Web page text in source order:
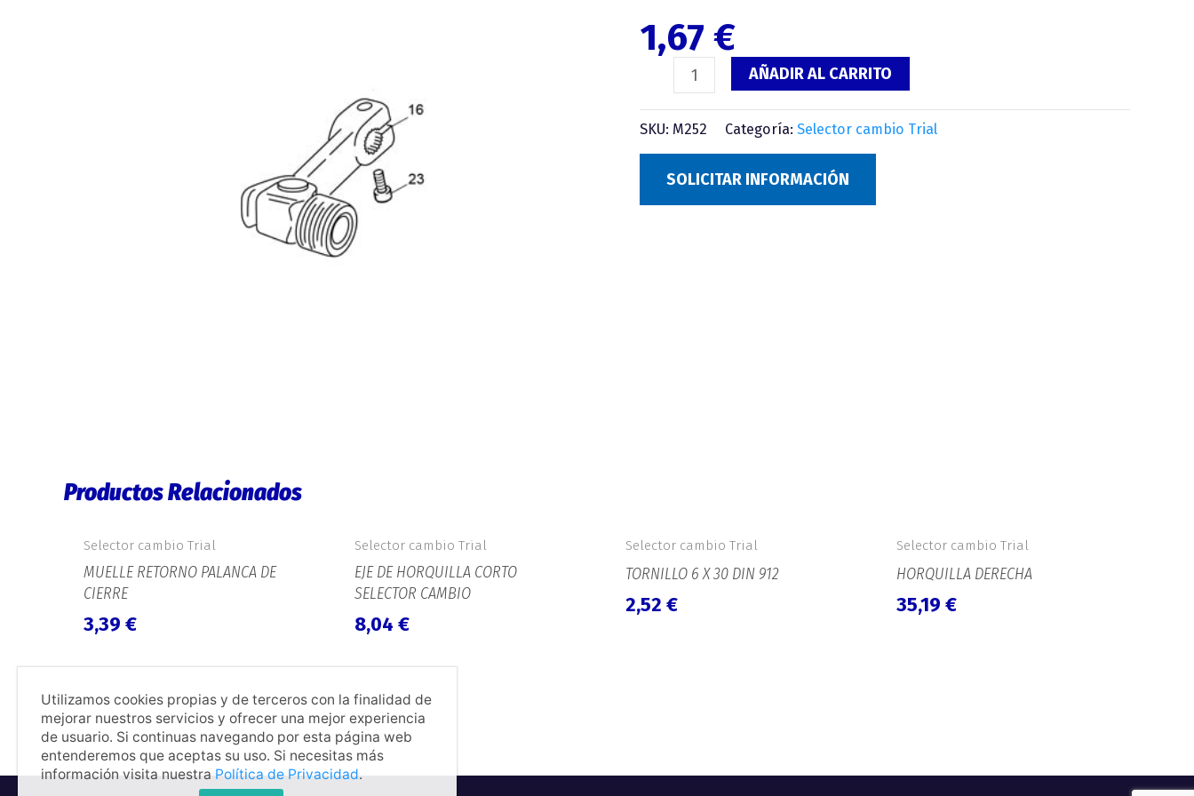
1,67 €
DIN
912
cantidad
AÑADIR AL CARRITO
SKU: M252 Categoría: Selector cambio Trial
SOLICITAR INFORMACIÓN
Productos Relacionados
Selector cambio Trial
MUELLE RETORNO PALANCA DE
CIERRE
3,39 €
Selector cambio Trial
EJE DE HORQUILLA CORTO
SELECTOR CAMBIO
8,04 €
Selector cambio Trial
TORNILLO 6 X 30 DIN 912
2,52 €
Selector cambio Trial
HORQUILLA DERECHA
35,19 €
Utilizamos cookies propias y de terceros con la finalidad de
mejorar nuestros servicios y ofrecer una mejor experiencia
de usuario. Si continuas navegando por esta página web
entenderemos que aceptas su uso. Si necesitas más
información visita nuestra Política de Privacidad.